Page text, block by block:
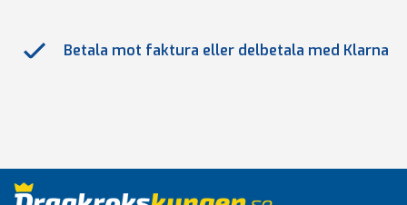
Betala mot faktura eller delbetala med Klarna